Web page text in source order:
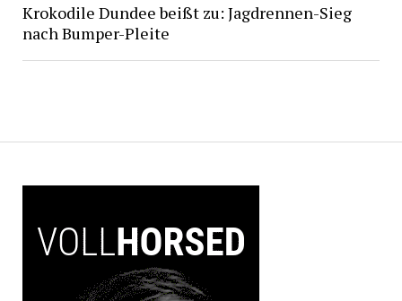
Krokodile Dundee beißt zu: Jagdrennen-Sieg
nach Bumper-Pleite